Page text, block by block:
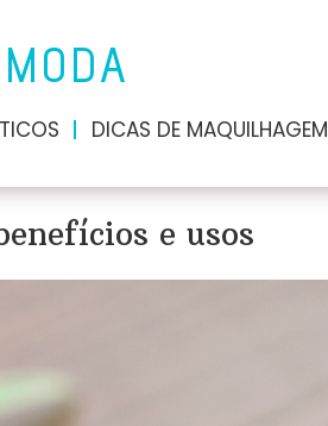
DICAS DE MAQUILHAGEM
e usos